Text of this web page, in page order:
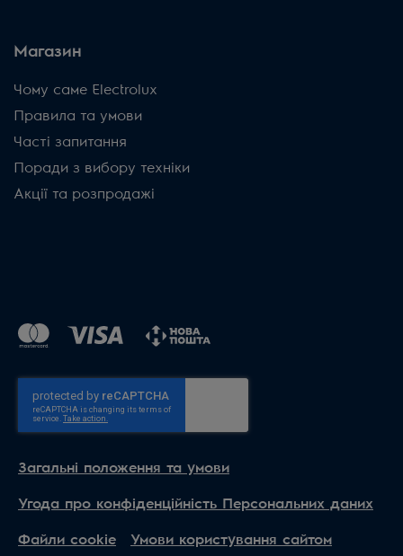
Магазин
Чому саме Electrolux
Правила та умови
Часті запитання
Поради з вибору техніки
Акції та розпродажі
Загальні положення та умови
Угода про конфіденційність Персональних даних
Файли cookie Умови користування сайтом